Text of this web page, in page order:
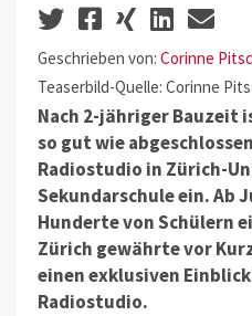
Geschrieben von: Corinne
Teaserbild-Quelle: Corinne
Nach 2-jähriger Bauzeit
so gut wie
Radiostudio in Zürich-
Sekundarschule ein. Ab
Hunderte von Schülern
Zürich gewährte vor
einen exklusiven
Radiostudio.